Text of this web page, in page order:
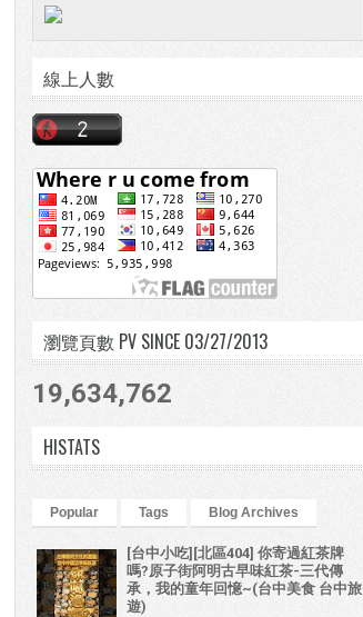
線上人數
瀏覽頁數 PV SINCE 03/27/2013
19,634,762
HISTATS
Popular Tags Blog Archives
[台中小吃][北區404] 你寄過紅茶牌
嗎?原子街阿明古早味紅茶-三代傳
承，我的童年回憶~(台中美食 台中旅
遊)